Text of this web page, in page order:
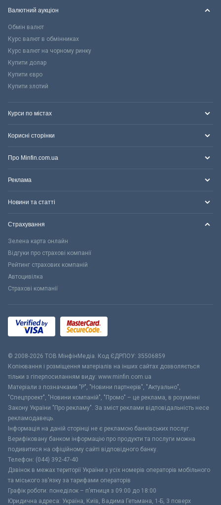
Валютний аукціон
Обмін валют
Курс валют в обмінниках
Курс валют на чорному ринку
Купити долар
Купити євро
Купити злотий
Курси по містах
Корисні сторінки
Про Minfin.com.ua
Реклама
Новини та статті
Страхування
Зелена карта онлайн
Відгуки про страхові компанії
Рейтинг страхових компаній
Автоцивілка
Страхові компанії
© 2008-2026 ТОВ МiнфiнМедiа. Код ЄДРПОУ: 35506859
Копіювання і розміщення матеріалів на інших сайтах дозволяється
тільки з гіперпосиланням виду: www.minfin.com.ua
Матеріали з позначками "Р", "Новини партнерів", "Актуально",
"Спецпроект", "Новини компаній", "Промо" – це реклама, в розумінні
Закону України "Про рекламу". За зміст реклами відповідальність несе
рекламодавець.
Інформація на даній сторінці не є рекламою банківських послуг.
Верифіковану банком інформацію про продукти та послуги можна
подивитися на офіційному сайті відповідного банку.
Телефон: (044) 392-47-40
Дзвінок в межах території України з усіх номерів операторів мобільного
та міського зв’язку за тарифами операторів
Графік роботи: понеділок – п’ятниця з 09:00 до 18:00
Юридична адреса: Україна, Київ, Вадима Гетьмана, 1-Б, 3 поверх